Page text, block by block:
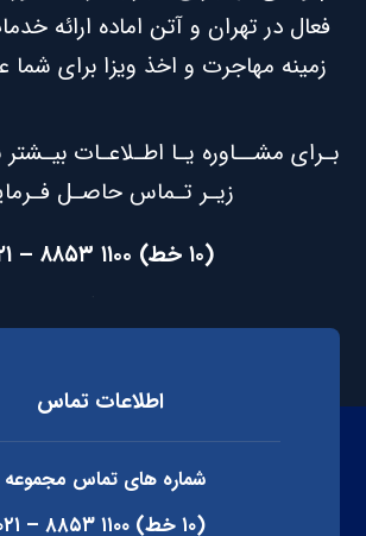
فعال در تهران و آتن اماده ارائه
زمینه مهاجرت و اخذ ویزا برای شما
بـرای مشــاوره یـا اطـلاعـات
زیـر تـماس حاصـل
(۱۰ خط) ۱۱۰۰ ۸۸۵۳ – ۰۲۱
اطلاعات تماس
شماره های تماس مجموعه
(۱۰ خط) ۱۱۰۰ ۸۸۵۳ – ۰۲۱